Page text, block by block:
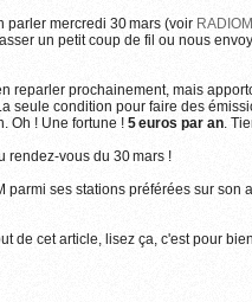
parler mercredi 30 mars (voir
un petit coup de fil ou nous
reparler prochainement, mais
seule condition pour faire des
Oh ! Une fortune ! 5 euros par an.
rendez-vous du 30 mars !
parmi ses stations préférées sur son
de cet article, lisez ça, c'est pour